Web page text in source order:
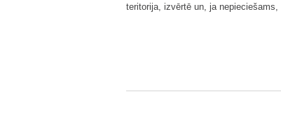
teritorija, izvērtē un, ja